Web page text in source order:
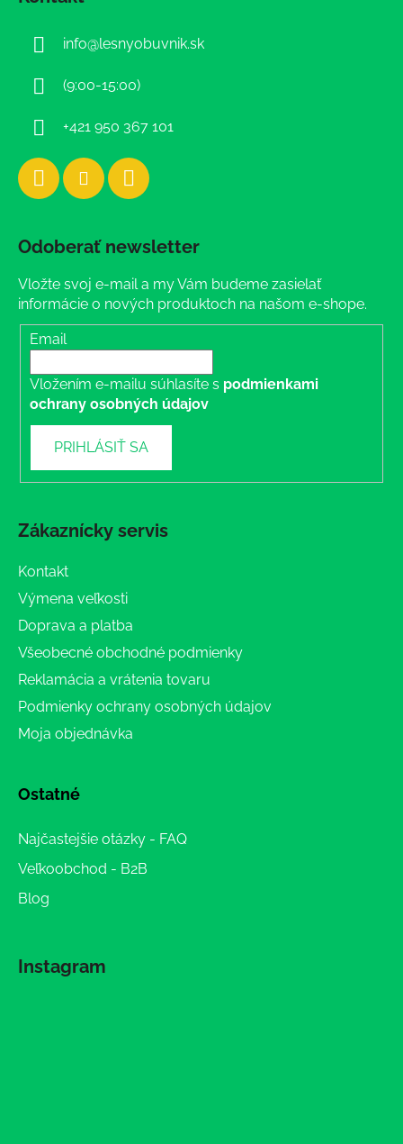
info@lesnyobuvnik.sk
(9:00-15:00)
+421 950 367 101
Odoberať newsletter
Vložte svoj e-mail a my Vám budeme zasielať
informácie o nových produktoch na našom e-shope.
Email
Vložením e-mailu súhlasíte s podmienkami
ochrany osobných údajov
PRIHLÁSIŤ SA
Zákaznícky servis
Kontakt
Výmena veľkosti
Doprava a platba
Všeobecné obchodné podmienky
Reklamácia a vrátenia tovaru
Podmienky ochrany osobných údajov
Moja objednávka
Ostatné
Najčastejšie otázky - FAQ
Veľkoobchod - B2B
Blog
Instagram